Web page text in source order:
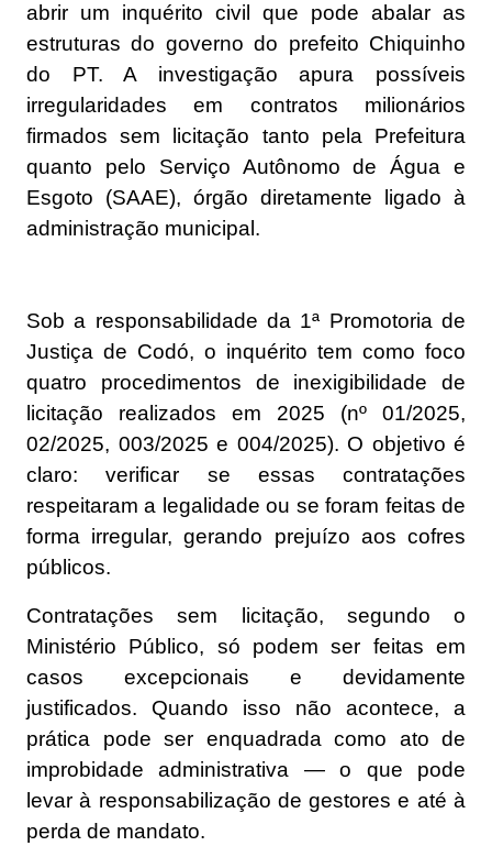
abrir um inquérito civil que pode abalar as
estruturas do governo do prefeito Chiquinho
do PT. A investigação apura possíveis
irregularidades em contratos milionários
firmados sem licitação tanto pela Prefeitura
quanto pelo Serviço Autônomo de Água e
Esgoto (SAAE), órgão diretamente ligado à
administração municipal.
Sob a responsabilidade da 1ª Promotoria de
Justiça de Codó, o inquérito tem como foco
quatro procedimentos de inexigibilidade de
licitação realizados em 2025 (nº 01/2025,
02/2025, 003/2025 e 004/2025). O objetivo é
claro: verificar se essas contratações
respeitaram a legalidade ou se foram feitas de
forma irregular, gerando prejuízo aos cofres
públicos.
Contratações sem licitação, segundo o
Ministério Público, só podem ser feitas em
casos excepcionais e devidamente
justificados. Quando isso não acontece, a
prática pode ser enquadrada como ato de
improbidade administrativa — o que pode
levar à responsabilização de gestores e até à
perda de mandato.